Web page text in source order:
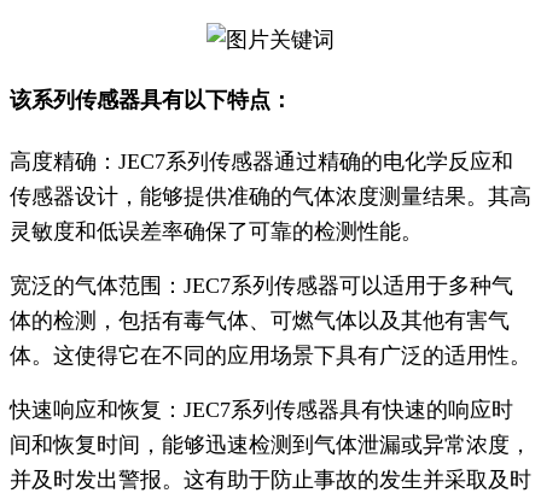
该系列传感器具有以下特点：
高度精确：JEC7系列传感器通过精确的电化学反应和
传感器设计，能够提供准确的气体浓度测量结果。其高
灵敏度和低误差率确保了可靠的检测性能。
宽泛的气体范围：JEC7系列传感器可以适用于多种气
体的检测，包括有毒气体、可燃气体以及其他有害气
体。这使得它在不同的应用场景下具有广泛的适用性。
快速响应和恢复：JEC7系列传感器具有快速的响应时
间和恢复时间，能够迅速检测到气体泄漏或异常浓度，
并及时发出警报。这有助于防止事故的发生并采取及时